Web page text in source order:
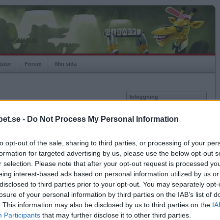
- Do Not Process My Personal Information
opt-out of the sale, sharing to third parties, or processing of your
for targeted advertising by us, please use the below opt-out
selection. Please note that after your opt-out request is processed
interest-based ads based on personal information utilized by us
to third parties prior to your opt-out. You may separately
of your personal information by third parties on the IAB’s list of
This information may also be disclosed by us to third parties on the
Participants that may further disclose it to other third parties.
Forum Min sida
06.
ändras därmed ej
0
0
Snitt poäng per match
332
Snitt drag per match
Snitt misslyckade drag per match
Inloggning
Kom ihåg mig
Glömt ditt lösenord?
Få ny aktiveringslänk
Betapet är gratis!